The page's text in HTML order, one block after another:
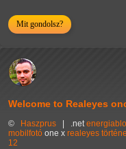
Mit gondolsz?
Welcome to Realeyes
© Haszprus | .net
mobilfotó one x realeyes
12